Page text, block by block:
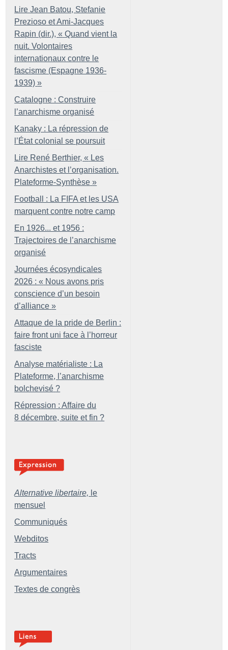
Lire Jean Batou, Stefanie
Prezioso et Ami-Jacques
Rapin (dir.), « Quand vient la
nuit. Volontaires
internationaux contre le
fascisme (Espagne 1936-
1939) »
Catalogne : Construire
l’anarchisme organisé
Kanaky : La répression de
l’État colonial se poursuit
Lire René Berthier, « Les
Anarchistes et l’organisation.
Plateforme-Synthèse »
Football : La FIFA et les USA
marquent contre notre camp
En 1926... et 1956 :
Trajectoires de l’anarchisme
organisé
Journées écosyndicales
2026 : « Nous avons pris
conscience d’un besoin
d’alliance »
Attaque de la pride de Berlin :
faire front uni face à l’horreur
fasciste
Analyse matérialiste : La
Plateforme, l’anarchisme
bolchevisé ?
Répression : Affaire du
8 décembre, suite et fin ?
Alternative libertaire, le
mensuel
Communiqués
Webditos
Tracts
Argumentaires
Textes de congrès